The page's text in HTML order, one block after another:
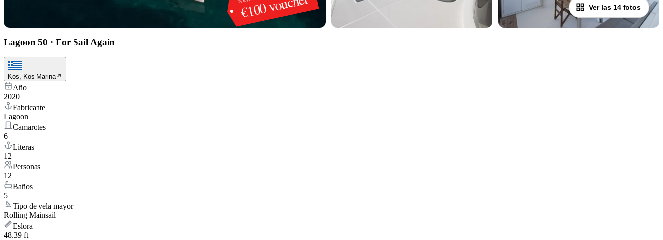
Ver las 14 fotos
Lagoon 50 · For Sail Again
Kos, Kos Marina
Año
2020
Fabricante
Lagoon
Camarotes
6
Literas
12
Personas
12
Baños
5
Tipo de vela mayor
Rolling Mainsail
Eslora
48.39 ft